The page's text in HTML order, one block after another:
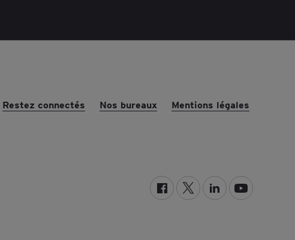
Restez connectés Nos bureaux Mentions légales